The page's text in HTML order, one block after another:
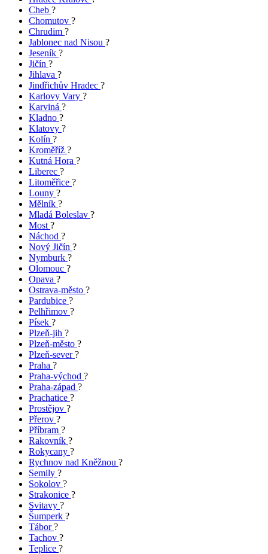
Cheb ?
Chomutov ?
Chrudim ?
Jablonec nad Nisou ?
Jeseník ?
Jičín ?
Jihlava ?
Jindřichův Hradec ?
Karlovy Vary ?
Karviná ?
Kladno ?
Klatovy ?
Kolín ?
Kroměříž ?
Kutná Hora ?
Liberec ?
Litoměřice ?
Louny ?
Mělník ?
Mladá Boleslav ?
Most ?
Náchod ?
Nový Jičín ?
Nymburk ?
Olomouc ?
Opava ?
Ostrava-město ?
Pardubice ?
Pelhřimov ?
Písek ?
Plzeň-jih ?
Plzeň-město ?
Plzeň-sever?
Praha ?
Praha-východ ?
Praha-západ ?
Prachatice ?
Prostějov ?
Přerov ?
Příbram ?
Rakovník ?
Rokycany ?
Rychnov nad Kněžnou ?
Semily ?
Sokolov ?
Strakonice ?
Svitavy ?
Šumperk ?
Tábor?
Tachov ?
Teplice ?